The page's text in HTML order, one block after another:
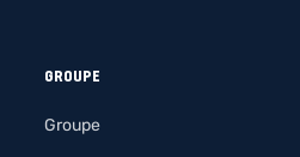
GROUPE
Groupe